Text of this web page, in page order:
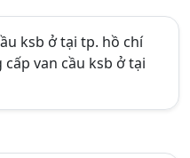
ksb ở tại tp. hồ chí
van cầu ksb ở tại